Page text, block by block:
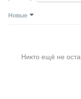
Новые
Никто ещё не